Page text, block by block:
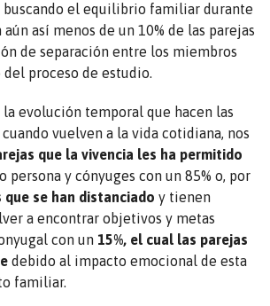
el equilibrio familiar durante
así menos de un 10% de las parejas
de separación entre los miembros
proceso de estudio.
evolución temporal que hacen las
vuelven a la vida cotidiana, nos
que la vivencia les ha permitido
persona y cónyuges con un 85% o, por
que se han distanciado y tienen
a encontrar objetivos y metas
con un 15%, el cual las parejas
debido al impacto emocional de esta
familiar.